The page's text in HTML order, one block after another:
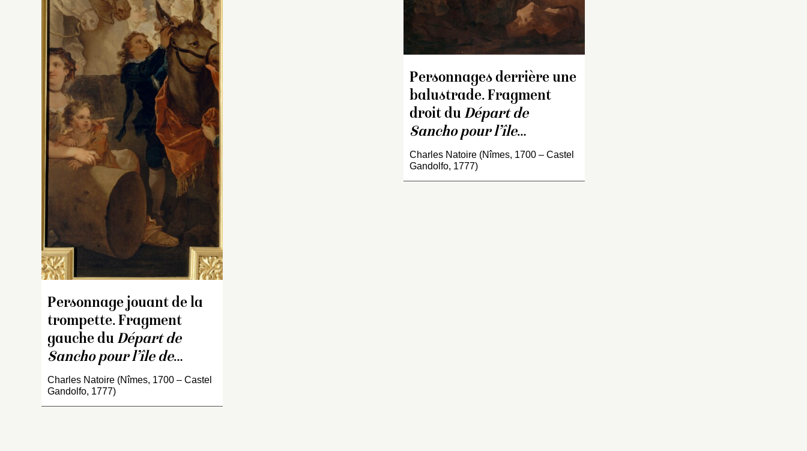
Personnage jouant de la
trompette. Fragment
gauche du Départ de
Sancho pour l’île de…
Charles Natoire (Nîmes, 1700 – Castel
Gandolfo, 1777)
Personnages derrière une
balustrade. Fragment
droit du Départ de
Sancho pour l’île…
Charles Natoire (Nîmes, 1700 – Castel
Gandolfo, 1777)